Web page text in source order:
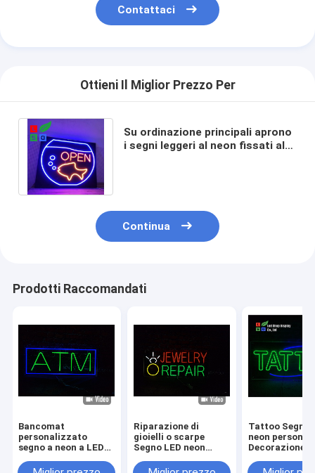
Contattaci
Ottieni Il Miglior Prezzo Per
Su ordinazione principali aprono
i segni leggeri al neon fissati al
Continua
Prodotti Raccomandati
Bancomat
personalizzato
segno a neon a LED
Acrilico DC12V
Riparazione di
gioielli o scarpe
Segno LED neon
Decorazione interna
Tattoo Segno
neon
Decorazione
Segno di neon